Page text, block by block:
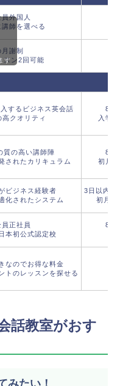
外国人
師を選べる
謝制
スン2回可能
するビジネス英会話
クオリティ
8月
入学
質の高い講師陣
されたカリキュラム
8月
初月
ビジネス経験者
化されたシステム
3日以内の
初月
正社員
本初公式認定校
8月
なのでお得な料金
トのレッスンを探せる
す
話教室がおす
みたい！